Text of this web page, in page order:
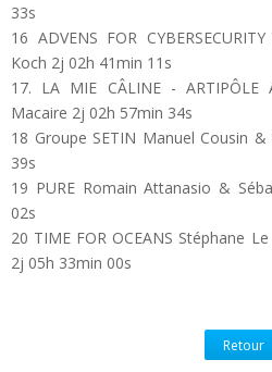
33s
16 ADVENS FOR
Koch 2j 02h 41min 11s
17. LA MIE CÂLINE - ARTIPÔLE
Macaire 2j 02h 57min 34s
18 Groupe SETIN Manuel Cousin
39s
19 PURE Romain Attanasio &
02s
20 TIME FOR OCEANS Stéphane
2j 05h 33min 00s
Retour